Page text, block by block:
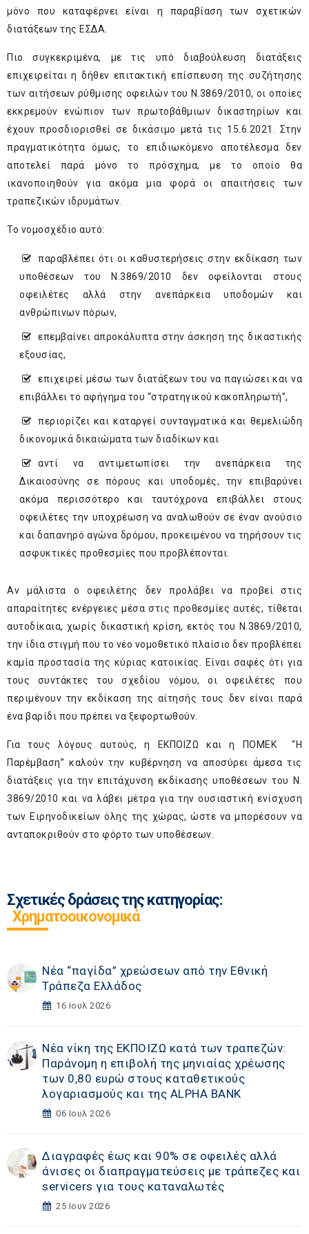
μόνο που καταφέρνει είναι η παραβίαση των σχετικών
διατάξεων της ΕΣΔΑ.
Πιο συγκεκριμένα, με τις υπό διαβούλευση διατάξεις
επιχειρείται η δήθεν επιτακτική επίσπευση της συζήτησης
των αιτήσεων ρύθμισης οφειλών του Ν.3869/2010, οι οποίες
εκκρεμούν ενώπιον των πρωτοβάθμιων δικαστηρίων και
έχουν προσδιορισθεί σε δικάσιμο μετά τις 15.6.2021. Στην
πραγματικότητα όμως, το επιδιωκόμενο αποτέλεσμα δεν
αποτελεί παρά μόνο το πρόσχημα, με το οποίο θα
ικανοποιηθούν για ακόμα μια φορά οι απαιτήσεις των
τραπεζικών ιδρυμάτων.
Το νομοσχέδιο αυτό:
παραβλέπει ότι οι καθυστερήσεις στην εκδίκαση των
υποθέσεων του Ν.3869/2010 δεν οφείλονται στους
οφειλέτες αλλά στην ανεπάρκεια υποδομών και
ανθρώπινων πόρων,
επεμβαίνει απροκάλυπτα στην άσκηση της δικαστικής
εξουσίας,
επιχειρεί μέσω των διατάξεων του να παγιώσει και να
επιβάλλει το αφήγημα του “στρατηγικού κακοπληρωτή”,
περιορίζει και καταργεί συνταγματικά και θεμελιώδη
δικονομικά δικαιώματα των διαδίκων και
αντί να αντιμετωπίσει την ανεπάρκεια της
Δικαιοσύνης σε πόρους και υποδομές, την επιβαρύνει
ακόμα περισσότερο και ταυτόχρονα επιβάλλει στους
οφειλέτες την υποχρέωση να αναλωθούν σε έναν ανούσιο
και δαπανηρό αγώνα δρόμου, προκειμένου να τηρήσουν τις
ασφυκτικές προθεσμίες που προβλέπονται.
Αν μάλιστα ο οφειλέτης δεν προλάβει να προβεί στις
απαραίτητες ενέργειες μέσα στις προθεσμίες αυτές, τίθεται
αυτοδίκαια, χωρίς δικαστική κρίση, εκτός του Ν.3869/2010,
την ίδια στιγμή που το νέο νομοθετικό πλαίσιο δεν προβλέπει
καμία προστασία της κύριας κατοικίας. Είναι σαφές ότι για
τους συντάκτες του σχεδίου νόμου, οι οφειλέτες που
περιμένουν την εκδίκαση της αίτησής τους δεν είναι παρά
ένα βαρίδι που πρέπει να ξεφορτωθούν.
Για τους λόγους αυτούς, η ΕΚΠΟΙΖΩ και η ΠΟΜΕΚ “Η
Παρέμβαση” καλούν την κυβέρνηση να αποσύρει άμεσα τις
διατάξεις για την επιτάχυνση εκδίκασης υποθέσεων του Ν.
3869/2010 και να λάβει μέτρα για την ουσιαστική ενίσχυση
των Ειρηνοδικείων όλης της χώρας, ώστε να μπορέσουν να
ανταποκριθούν στο φόρτο των υποθέσεων.
Σχετικές δράσεις της κατηγορίας:
Χρηματοοικονομικά
Νέα “παγίδα” χρεώσεων από την Εθνική
Τράπεζα Ελλάδος
16 Ιουλ 2026
Νέα νίκη της ΕΚΠΟΙΖΩ κατά των τραπεζών:
Παράνομη η επιβολή της μηνιαίας χρέωσης
των 0,80 ευρώ στους καταθετικούς
λογαριασμούς και της ALPHA BANK
06 Ιουλ 2026
Διαγραφές έως και 90% σε οφειλές αλλά
άνισες οι διαπραγματεύσεις με τράπεζες και
servicers για τους καταναλωτές
25 Ιουν 2026